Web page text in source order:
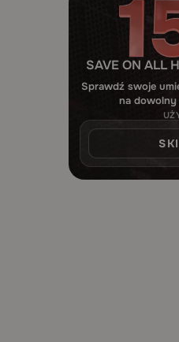
SAVE ON ALL
Sprawdź swoje
na